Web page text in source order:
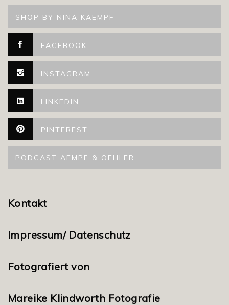
SHOP BY NINA KAEMPF
FACEBOOK
INSTAGRAM
LINKEDIN
PINTEREST
PODCAST AEMPF & OEHLER
Kontakt
Impressum/ Datenschutz
Fotografiert von
Mareike Klindworth Fotografie